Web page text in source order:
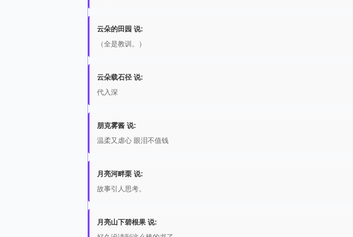
云朵的田园 说:
（全是教训。）
云朵载石径 说:
代入深
朋克雾酱 说:
温柔又虐心 眼泪不值钱
月亮河畔栗 说:
故事引人思考。
月亮山下碧根果 说: